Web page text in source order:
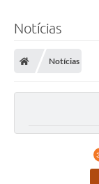
Notícias
Notícias